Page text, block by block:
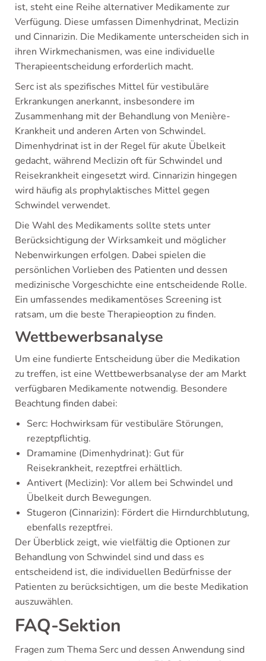
ist, steht eine Reihe alternativer Medikamente zur
Verfügung. Diese umfassen Dimenhydrinat, Meclizin
und Cinnarizin. Die Medikamente unterscheiden sich in
ihren Wirkmechanismen, was eine individuelle
Therapieentscheidung erforderlich macht.
Serc ist als spezifisches Mittel für vestibuläre
Erkrankungen anerkannt, insbesondere im
Zusammenhang mit der Behandlung von Menière-
Krankheit und anderen Arten von Schwindel.
Dimenhydrinat ist in der Regel für akute Übelkeit
gedacht, während Meclizin oft für Schwindel und
Reisekrankheit eingesetzt wird. Cinnarizin hingegen
wird häufig als prophylaktisches Mittel gegen
Schwindel verwendet.
Die Wahl des Medikaments sollte stets unter
Berücksichtigung der Wirksamkeit und möglicher
Nebenwirkungen erfolgen. Dabei spielen die
persönlichen Vorlieben des Patienten und dessen
medizinische Vorgeschichte eine entscheidende Rolle.
Ein umfassendes medikamentöses Screening ist
ratsam, um die beste Therapieoption zu finden.
Wettbewerbsanalyse
Um eine fundierte Entscheidung über die Medikation
zu treffen, ist eine Wettbewerbsanalyse der am Markt
verfügbaren Medikamente notwendig. Besondere
Beachtung finden dabei:
Serc: Hochwirksam für vestibuläre Störungen,
rezeptpflichtig.
Dramamine (Dimenhydrinat): Gut für
Reisekrankheit, rezeptfrei erhältlich.
Antivert (Meclizin): Vor allem bei Schwindel und
Übelkeit durch Bewegungen.
Stugeron (Cinnarizin): Fördert die Hirndurchblutung,
ebenfalls rezeptfrei.
Der Überblick zeigt, wie vielfältig die Optionen zur
Behandlung von Schwindel sind und dass es
entscheidend ist, die individuellen Bedürfnisse der
Patienten zu berücksichtigen, um die beste Medikation
auszuwählen.
FAQ-Sektion
Fragen zum Thema Serc und dessen Anwendung sind